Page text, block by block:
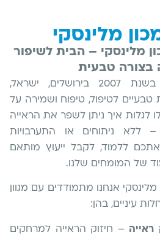
מלינסקי
מלינסקי – הבית לשיפור
בצורה טבעית
מכון מלינסקי, שנוסד בשנת 2007 בירושלים, ישראל,
לטיפול, טיפוח ושמירה על
לגלות איך ניתן לשפר את הראייה
ללא ניתוחים או התערבויות
אתכם ללמוד, לקבל ייעוץ מותאם
של המומחים שלנו.
מלינסקי אנחנו מתמודדים עם מגוון
עיניים, בהן:
ראייה – חיזוק הראייה למרחקים